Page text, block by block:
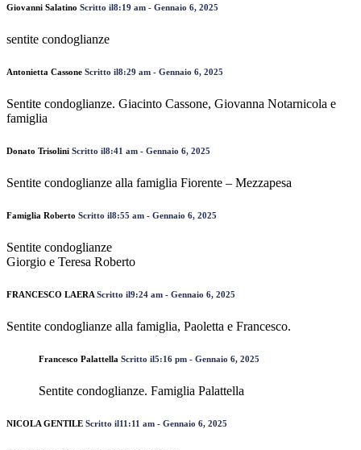
Giovanni Salatino Scritto il8:19 am - Gennaio 6, 2025
sentite condoglianze
Antonietta Cassone Scritto il8:29 am - Gennaio 6, 2025
Sentite condoglianze. Giacinto Cassone, Giovanna Notarnicola e
famiglia
Donato Trisolini Scritto il8:41 am - Gennaio 6, 2025
Sentite condoglianze alla famiglia Fiorente – Mezzapesa
Famiglia Roberto Scritto il8:55 am - Gennaio 6, 2025
Sentite condoglianze
Giorgio e Teresa Roberto
FRANCESCO LAERA Scritto il9:24 am - Gennaio 6, 2025
Sentite condoglianze alla famiglia, Paoletta e Francesco.
Francesco Palattella Scritto il5:16 pm - Gennaio 6, 2025
Sentite condoglianze. Famiglia Palattella
NICOLA GENTILE Scritto il11:11 am - Gennaio 6, 2025